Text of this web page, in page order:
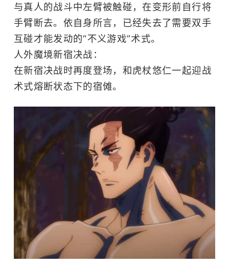
与真人的战斗中左臂被触碰，在变形前自行将
手臂断去。依自身所言，已经失去了需要双手
互碰才能发动的“不义游戏”术式。
人外魔境新宿决战：
在新宿决战时再度登场，和虎杖悠仁一起迎战
术式熔断状态下的宿傩。